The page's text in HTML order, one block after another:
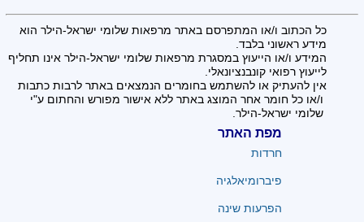
כל הכתוב ו/או המתפרסם באתר מרפאות שלומי ישראל-הילר הוא
מידע ראשוני בלבד.
המידע ו/או הייעוץ במסגרת מרפאות שלומי ישראל-הילר אינו תחליף
לייעוץ רפואי קונבנציונאלי.
אין להעתיק או להשתמש בחומרים הנמצאים באתר לרבות כתבות
ו/או כל חומר אחר המוצג באתר ללא אישור מפורש והחתום ע"י
שלומי ישראל-הילר.
מפת האתר
חרדות
פיברומיאלגיה
הפרעות שינה